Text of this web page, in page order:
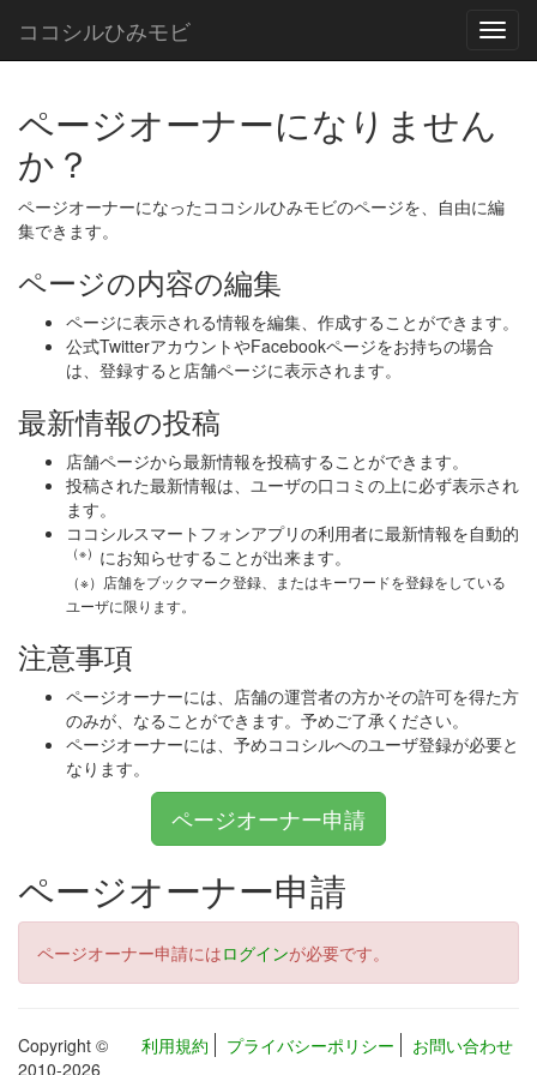
T
o
l
a
t
i
ココシルひみモビ
ページオーナーになりません
か？
ページオーナーになったココシルひみモビのページを、自由に編
集できます。
ページの内容の編集
ページに表示される情報を編集、作成することができます。
公式TwitterアカウントやFacebookページをお持ちの場合
は、登録すると店舗ページに表示されます。
最新情報の投稿
店舗ページから最新情報を投稿することができます。
投稿された最新情報は、ユーザの口コミの上に必ず表示され
ます。
ココシルスマートフォンアプリの利用者に最新情報を自動的
（※） にお知らせすることが出来ます。
（※）店舗をブックマーク登録、またはキーワードを登録をしている
ユーザに限ります。
注意事項
ページオーナーには、店舗の運営者の方かその許可を得た方
のみが、なることができます。予めご了承ください。
ページオーナーには、予めココシルへのユーザ登録が必要と
なります。
ページオーナー申請
ページオーナー申請
ページオーナー申請にはログインが必要です。
利用規約 プライバシーポリシー お問い合わせ
Copyright ©
2010-2026